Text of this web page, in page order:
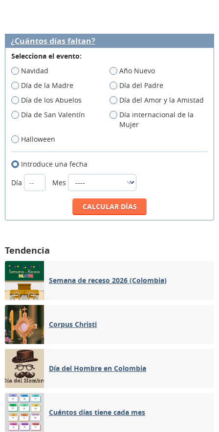
¿Cuántos días faltan?
Selecciona el evento:
Navidad
Año Nuevo
Día de la Madre
Día del Padre
Día de los Abuelos
Día del Amor y la Amistad
Día de San Valentín
Día internacional de la
Mujer
Halloween
Introduce una fecha
Día
Mes
Tendencia
Semana de receso 2026 (Colombia)
Corpus Christi
Día del Hombre en Colombia
Cuántos días tiene cada mes